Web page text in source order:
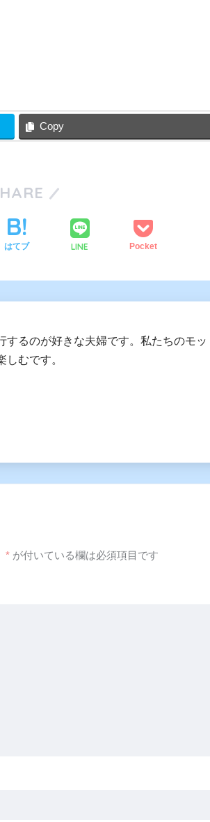
Copy
はてブ LINE Pocket
するのが好きな夫婦です。私たちのモッ
しむです。
* が付いている欄は必須項目です